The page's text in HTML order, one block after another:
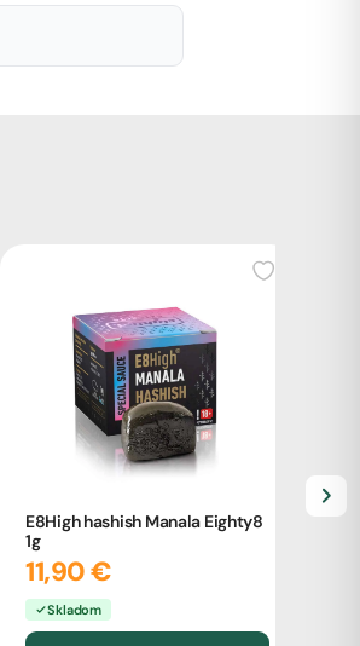
E8High hashish Manala Eighty8
1g
11,90 €
Skladom